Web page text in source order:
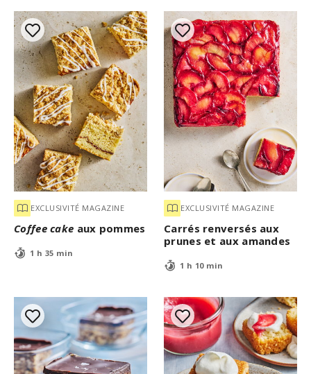
EXCLUSIVITÉ MAGAZINE
Coffee cake aux pommes
1 h 35 min
EXCLUSIVITÉ MAGAZINE
Carrés renversés aux
prunes et aux amandes
1 h 10 min